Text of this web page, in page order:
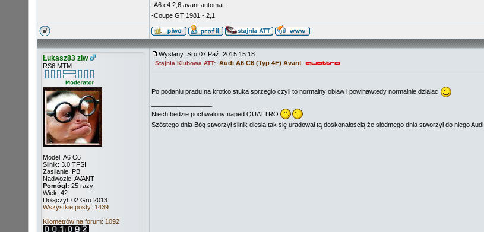
-A6 c4 2,6 avant automat
-Coupe GT 1981 - 2,1
Łukasz83 zlw
RS6 MTM
Model: A6 C6
Silnik: 3.0 TFSI
Zasilanie: PB
Nadwozie: AVANT
Pomógł: 25 razy
Wiek: 42
Dołączył: 02 Gru 2013
Wszystkie posty: 1439
Kilometrów na forum: 1092
Wysłany: Sro 07 Paź, 2015 15:18
Stajnia Klubowa ATT: Audi A6 C6 (Typ 4F) Avant
Po podaniu pradu na krotko stuka sprzeglo czyli to normalny obiaw i powinawtedy normalnie dzialac
Niech bedzie pochwalony naped QUATTRO
Szóstego dnia Bóg stworzył silnik diesla tak się uradował tą doskonałością że siódmego dnia stworzył do niego Audi .